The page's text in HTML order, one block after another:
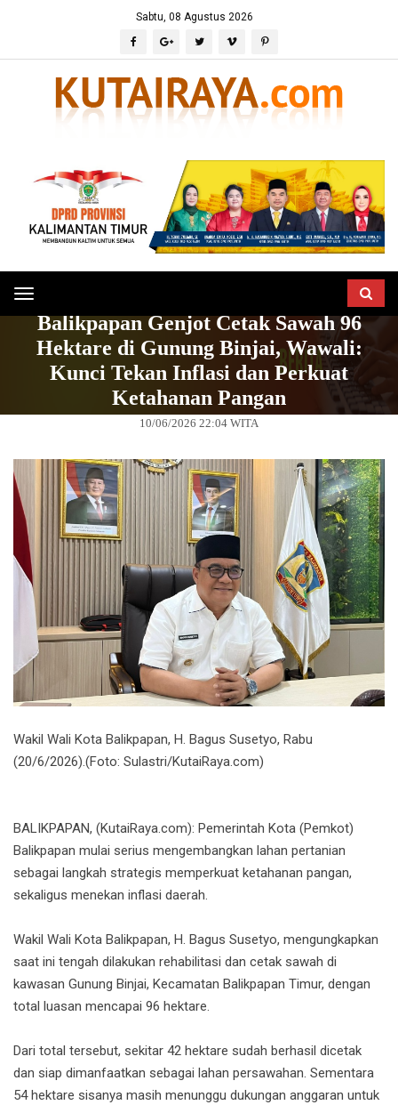
Sabtu, 08 Agustus 2026
Toggle
navigation
Balikpapan Genjot Cetak Sawah 96
Hektare di Gunung Binjai, Wawali:
Kunci Tekan Inflasi dan Perkuat
Ketahanan Pangan
10/06/2026 22:04 WITA
Wakil Wali Kota Balikpapan, H. Bagus Susetyo, Rabu
(20/6/2026).(Foto: Sulastri/KutaiRaya.com)
BALIKPAPAN, (KutaiRaya.com): Pemerintah Kota (Pemkot)
Balikpapan mulai serius mengembangkan lahan pertanian
sebagai langkah strategis memperkuat ketahanan pangan,
sekaligus menekan inflasi daerah.
Wakil Wali Kota Balikpapan, H. Bagus Susetyo, mengungkapkan
saat ini tengah dilakukan rehabilitasi dan cetak sawah di
kawasan Gunung Binjai, Kecamatan Balikpapan Timur, dengan
total luasan mencapai 96 hektare.
Dari total tersebut, sekitar 42 hektare sudah berhasil dicetak
dan siap dimanfaatkan sebagai lahan persawahan. Sementara
54 hektare sisanya masih menunggu dukungan anggaran untuk